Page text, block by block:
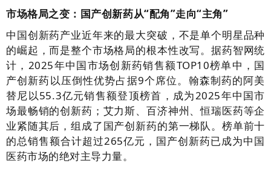
市场格局之变：国产创新药从“配角”走向“主角”
中国创新药产业近年来的最大突破，不是单个明星品种
的崛起，而是整个市场格局的根本性改写。据药智网统
计，2025年中国市场创新药销售额TOP10榜单中，国
产创新药以压倒性优势占据9个席位。翰森制药的阿美
替尼以55.3亿元销售额登顶榜首，成为2025年中国市
场最畅销的创新药；艾力斯、百济神州、恒瑞医药等企
业紧随其后，组成了国产创新药的第一梯队。榜单前十
的总销售额合计超过265亿元，国产创新药已成为中国
医药市场的绝对主导力量。